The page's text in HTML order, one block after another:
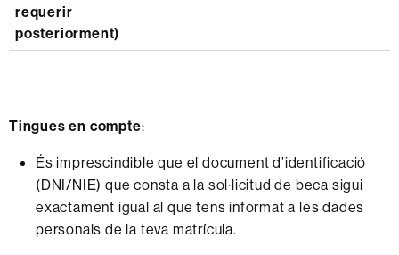
requerir
posteriorment)
Tingues en compte:
És imprescindible que el document d’identificació
(DNI/NIE) que consta a la sol·licitud de beca sigui
exactament igual al que tens informat a les dades
personals de la teva matrícula.